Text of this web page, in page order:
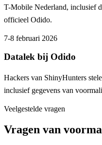
T-Mobile Nederland, inclusief
officieel Odido.
7-8 februari 2026
Datalek bij Odido
Hackers van ShinyHunters
inclusief gegevens van
Veelgestelde vragen
Vragen van